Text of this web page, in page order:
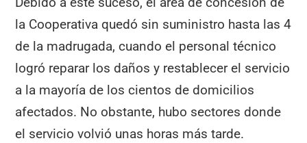
la Cooperativa quedó sin suministro hasta las 4
de la madrugada, cuando el personal técnico
logró reparar los daños y restablecer el servicio
a la mayoría de los cientos de domicilios
afectados. No obstante, hubo sectores donde
el servicio volvió unas horas más tarde.